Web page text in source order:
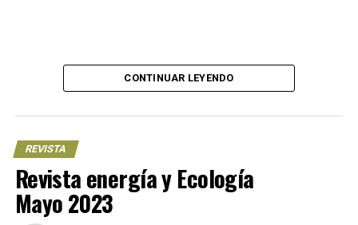
CONTINUAR LEYENDO
REVISTA
Revista energía y Ecología
Mayo 2023